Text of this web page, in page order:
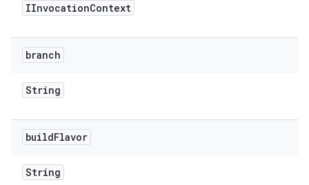
IInvocationContext
branch
String
buildFlavor
String